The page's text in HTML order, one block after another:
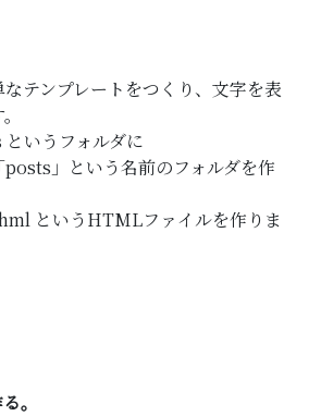
テンプレートをつくり、文字を表
いうフォルダに
」という名前のフォルダを作
というHTMLファイルを作りま
。